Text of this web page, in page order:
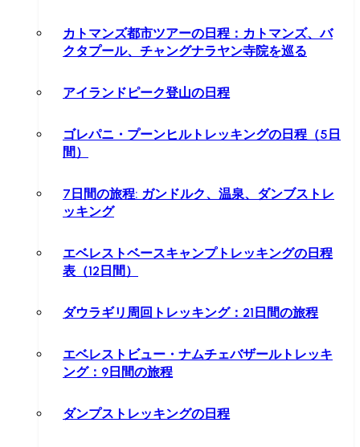
カトマンズ都市ツアーの日程：カトマンズ、バ
クタプール、チャングナラヤン寺院を巡る
アイランドピーク登山の日程
ゴレパニ・プーンヒルトレッキングの日程（5日
間）
7日間の旅程: ガンドルク、温泉、ダンブストレ
ッキング
エベレストベースキャンプトレッキングの日程
表（12日間）
ダウラギリ周回トレッキング：21日間の旅程
エベレストビュー・ナムチェバザールトレッキ
ング：9日間の旅程
ダンプストレッキングの日程